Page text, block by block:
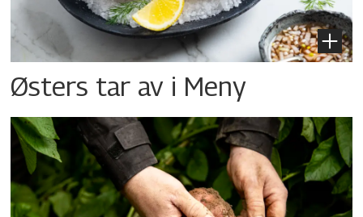
Østers tar av i Meny